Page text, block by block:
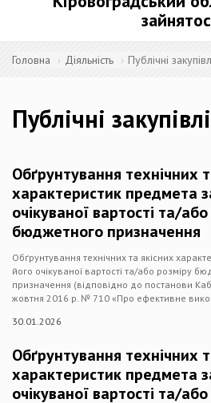
Головна Діяльність Публічні
Публічні закупівлі
Обґрунтування технічних
характеристик предмета
очікуваної вартості та/
бюджетного призначення
Обґрунтування технічних та якісних
його очікуваної вартості та/або розміру
призначення (відповідно до постанови
жовтня 2016 р. № 710 «Про ефективне
30.01.2026
Обґрунтування технічних
характеристик предмета
очікуваної вартості та/